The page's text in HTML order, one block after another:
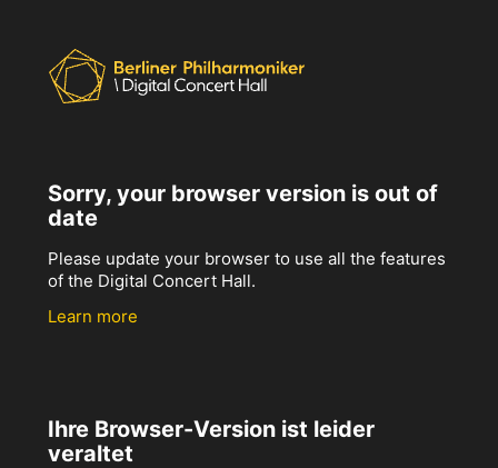
Sorry, your browser version is out of
date
Please update your browser to use all the features
of the Digital Concert Hall.
Learn more
Ihre Browser-Version ist leider
veraltet